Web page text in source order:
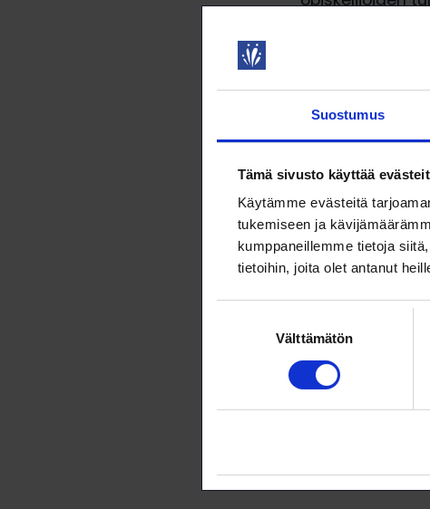
Suostumus
Tämä sivusto käyttää
Käytämme evästeitä
tukemiseen ja
kumppaneillemme tietoja
tietoihin, joita olet antanut
Välttämätön
vuodelle uuden
Tämä